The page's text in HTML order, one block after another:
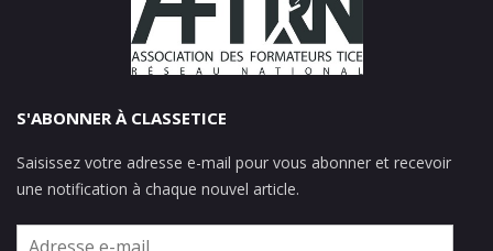
S'ABONNER À CLASSETICE
Saisissez votre adresse e-mail pour vous abonner et recevoir
une notification à chaque nouvel article.
Adresse